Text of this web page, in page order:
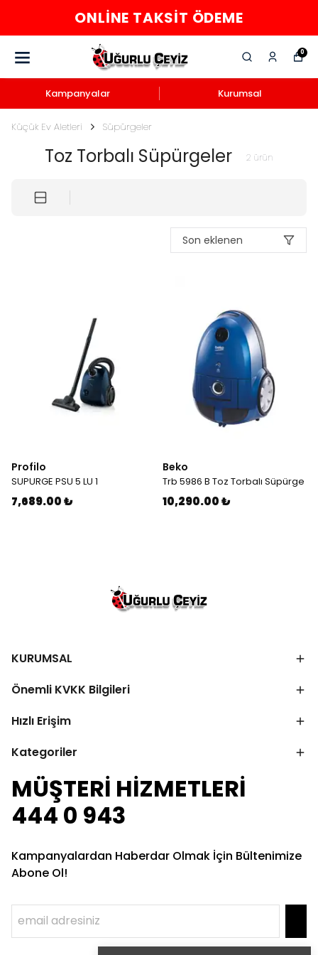
ONLINE TAKSIT ÖDEME
0
Kampanyalar Kurumsal
Küçük Ev Aletleri Süpürgeler
Toz Torbalı Süpürgeler 2 ürün
Son eklenen
Profilo
SUPURGE PSU 5 LU 1
7,689.00 ₺
Beko
Trb 5986 B Toz Torbalı Süpürge
10,290.00 ₺
KURUMSAL
Önemli KVKK Bilgileri
Hızlı Erişim
Kategoriler
MÜŞTERİ HİZMETLERİ
444 0 943
Kampanyalardan Haberdar Olmak İçin Bültenimize
Abone Ol!